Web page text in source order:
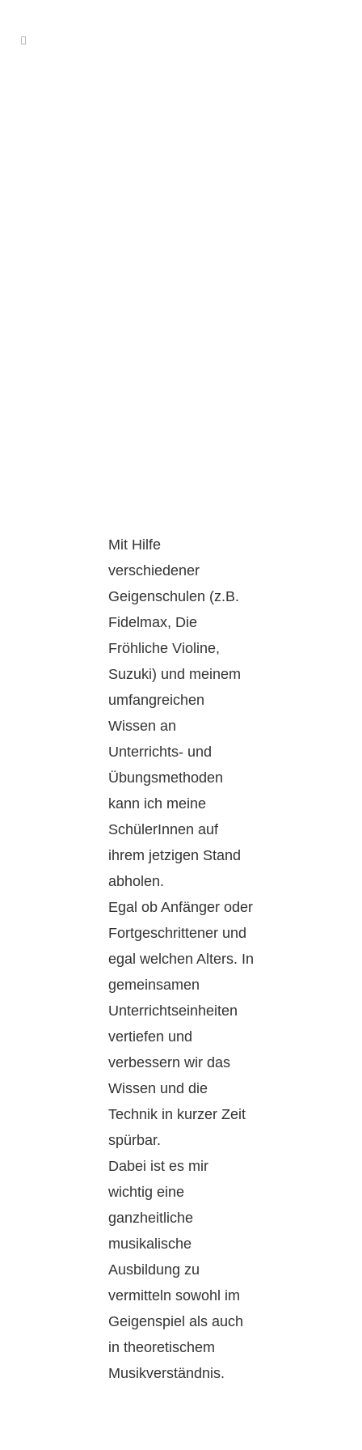
Mit Hilfe
verschiedener
Geigenschulen (z.B.
Fidelmax, Die
Fröhliche Violine,
Suzuki) und meinem
umfangreichen
Wissen an
Unterrichts- und
Übungsmethoden
kann ich meine
SchülerInnen auf
ihrem jetzigen Stand
abholen.
Egal ob Anfänger oder
Fortgeschrittener und
egal welchen Alters. In
gemeinsamen
Unterrichtseinheiten
vertiefen und
verbessern wir das
Wissen und die
Technik in kurzer Zeit
spürbar.
Dabei ist es mir
wichtig eine
ganzheitliche
musikalische
Ausbildung zu
vermitteln sowohl im
Geigenspiel als auch
in theoretischem
Musikverständnis.